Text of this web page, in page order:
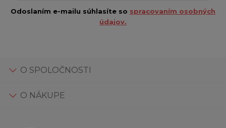
Odoslaním e-mailu súhlasíte so spracovaním osobných
údajov.
O SPOLOČNOSTI
O NÁKUPE